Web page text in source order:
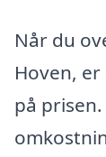
Når du
Hoven,
på